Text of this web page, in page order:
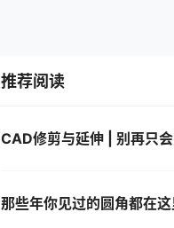
推荐阅读
CAD修剪与延伸 | 别再只
那些年你见过的圆角都在